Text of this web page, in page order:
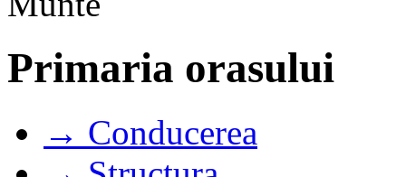
Primaria orasului
→ Conducerea